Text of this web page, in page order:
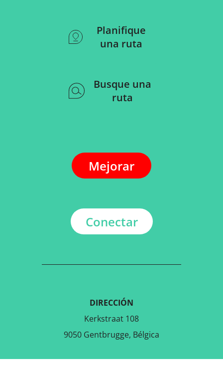
Planifique
una ruta
Busque una
ruta
Mejorar
Conectar
DIRECCIÓN
Kerkstraat 108
9050 Gentbrugge, Bélgica